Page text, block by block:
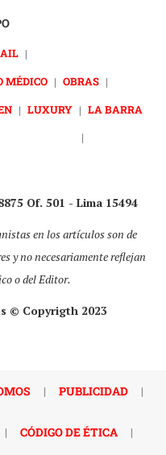
|
MÉDICO | OBRAS |
| LUXURY | LA BARRA
|
Of. 501 - Lima 15494
en los artículos son de
y no necesariamente reflejan
o del Editor.
© Copyrigth 2023
| PUBLICIDAD |
| CÓDIGO DE ÉTICA |